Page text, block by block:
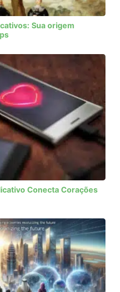
Sua origem
Conecta Corações